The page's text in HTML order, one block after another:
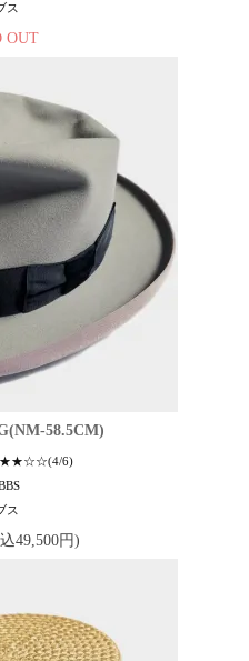
ス
OUT
58.5CM)
6)
ス
49,500円)